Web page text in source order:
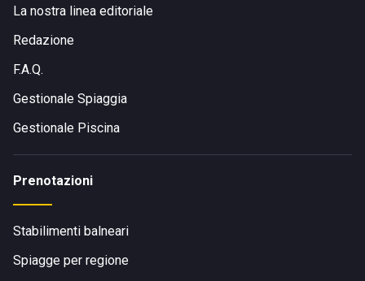
La nostra linea editoriale
Redazione
F.A.Q.
Gestionale Spiaggia
Gestionale Piscina
Prenotazioni
Stabilimenti balneari
Spiagge per regione